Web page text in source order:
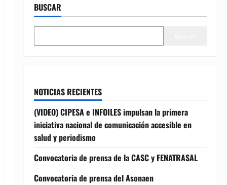
BUSCAR
NOTICIAS RECIENTES
(VIDEO) CIPESA e INFOILES impulsan la primera
iniciativa nacional de comunicación accesible en
salud y periodismo
Convocatoria de prensa de la CASC y FENATRASAL
Convocatoria de prensa del Asonaen